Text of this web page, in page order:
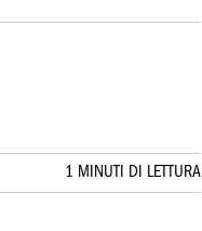
1 MINUTI DI LETTURA